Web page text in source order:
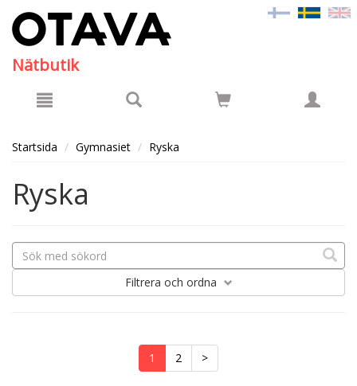
Nätbutik
Startsida Gymnasiet Ryska
Ryska
Filtrera och ordna
1 2 >